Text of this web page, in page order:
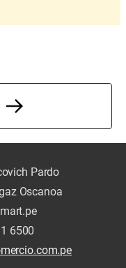
Pardo
Oscanoa
6500